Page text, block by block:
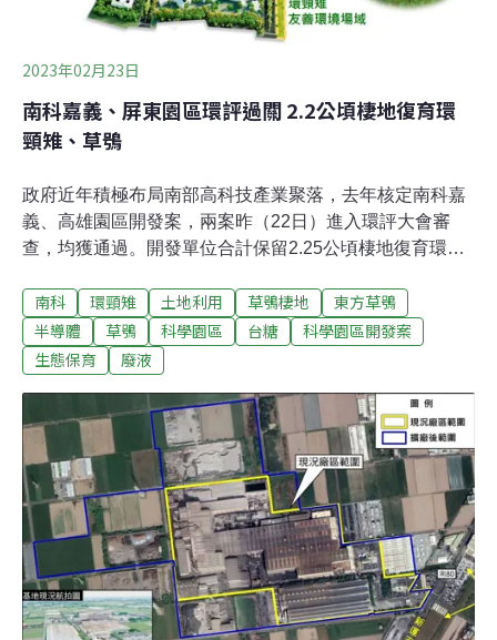
照其他產業園區的14~15%。開發單位今日提出，將利用
區外鄰近土地增加綠化補償面積，從原本的1.4公頃提高為
1.9公頃，共計在
2023年02月23日
南科嘉義、屏東園區環評過關 2.2公頃棲地復育環
頸雉、草鴞
政府近年積極布局南部高科技產業聚落，去年核定南科嘉
義、高雄園區開發案，兩案昨（22日）進入環評大會審
查，均獲通過。開發單位合計保留2.25公頃棲地復育環頸
園區不只是打造科技廊帶，更將形成「南台灣生態廊
帶」。不過有屏東在地里長北上反對，指出屏東園區鄰近
多個工業區，前一日才排放廢液、溝渠變色，不應設置新
園區。保留環頸雉、草鴞棲地 南科管理局喊「南台灣生態
廊帶」因應高科技產業發展需求，加上南科轄下台南及高
雄園區土地出租率已達98%，行政院2022年1月3日核定南
科嘉義、屏東兩園區開發，並在11月進入環評初審。嘉義
園區位於嘉義太保市，面積88公頃，將引進半導體、光
電、通訊、精密機械及生物技術等產業，屏東市屏東園區
則為73.83公頃，將引進智慧農醫、綠色材料、太空科技及
其他新興科技。兩園區都位於農業區，現況為草生地環
境，適合環頸雉及草鴞棲息。南科管理
南科 環頸雉 土地利用 草鴞棲地
東方草鴞
半導體
草鴞 科學園區 台糖
科學園區開發案
生態保育
廢液